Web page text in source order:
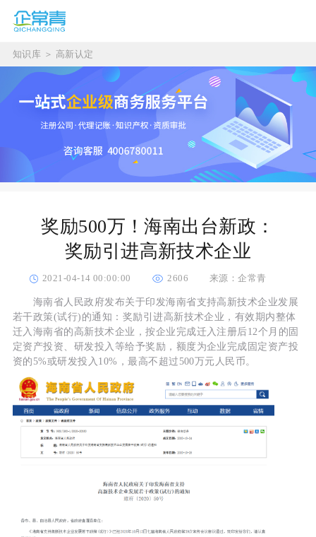
知识库 ＞ 高新认定
奖励500万！海南出台新政：
奖励引进高新技术企业
2021-04-14 00:00:00 2606 来源：企常青
海南省人民政府发布关于印发海南省支持高新技术企业发展
若干政策(试行)的通知：奖励引进高新技术企业，有效期内整体
迁入海南省的高新技术企业，按企业完成迁入注册后12个月的固
定资产投资、研发投入等给予奖励，额度为企业完成固定资产投
资的5%或研发投入10%，最高不超过500万元人民币。